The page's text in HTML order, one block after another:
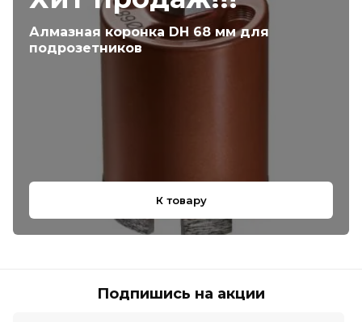
Алмазная коронка DH 68 мм для
подрозетников
К товару
Подпишись на акции